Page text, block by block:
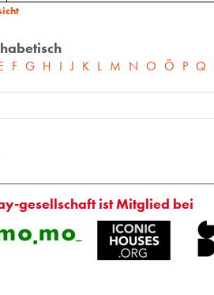
F G H I J K L M N O Ö P Q
gesellschaft ist Mitglied bei